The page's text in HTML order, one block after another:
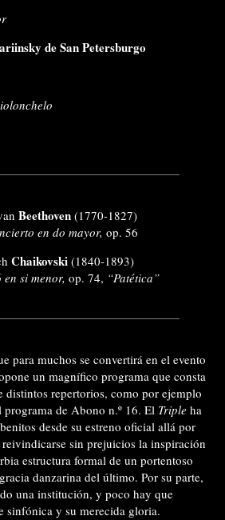
de San Petersburgo
Beethoven (1770-1827)
en do mayor, op. 56
Chaikovski(1840-1893)
si menor, op. 74, “Patética”
para muchos se convertirá en el evento
un magnífico programa que consta
distintos repertorios, como por ejemplo
de Abono n.º 16. El Triple ha
desde su estreno oficial allá por
sin prejuicios la inspiración
estructura formal de un portentoso
danzarina del último. Por su parte,
una institución, y poco hay que
sinfónica y su merecida gloria.